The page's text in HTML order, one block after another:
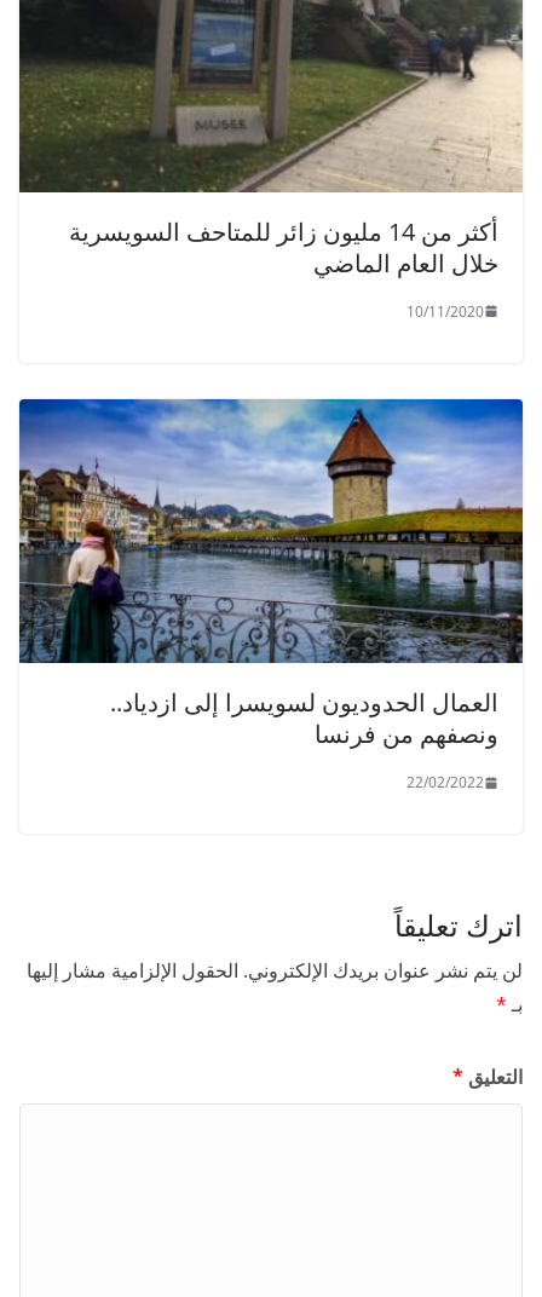
أكثر من 14 مليون زائر للمتاحف السويسرية
خلال العام الماضي
10/11/2020
العمال الحدوديون لسويسرا إلى ازدياد..
ونصفهم من فرنسا
22/02/2022
اترك تعليقاً
لن يتم نشر عنوان بريدك الإلكتروني. الحقول الإلزامية مشار إليها
بـ*
التعليق *